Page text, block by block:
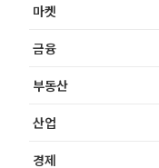
마켓
금융
부동산
산업
경제